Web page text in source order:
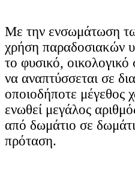
Με την ενσωμάτωση
χρήση παραδοσιακών
το φυσικό,
να αναπτύσσεται σε
οποιοδήποτε μέγεθος
ενωθεί μεγάλος
από δωμάτιο σε
πρόταση.